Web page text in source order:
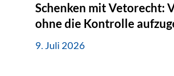
Schenken mit Vetorecht:
ohne die Kontrolle
9. Juli 2026